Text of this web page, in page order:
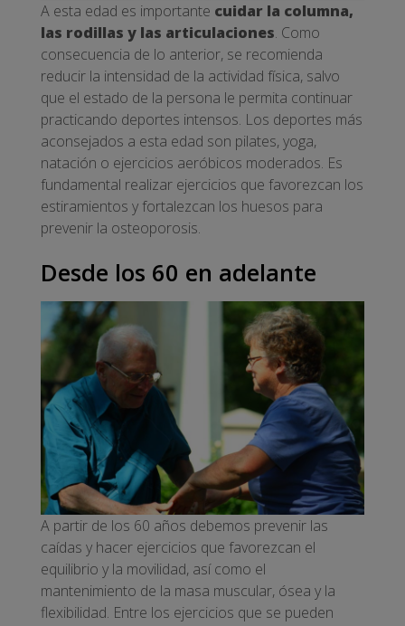
A esta edad es importante cuidar la columna,
las rodillas y las articulaciones. Como
consecuencia de lo anterior, se recomienda
reducir la intensidad de la actividad física, salvo
que el estado de la persona le permita continuar
practicando deportes intensos. Los deportes más
aconsejados a esta edad son pilates, yoga,
natación o ejercicios aeróbicos moderados. Es
fundamental realizar ejercicios que favorezcan los
estiramientos y fortalezcan los huesos para
prevenir la osteoporosis.
Desde los 60 en adelante
A partir de los 60 años debemos prevenir las
caídas y hacer ejercicios que favorezcan el
equilibrio y la movilidad, así como el
mantenimiento de la masa muscular, ósea y la
flexibilidad. Entre los ejercicios que se pueden